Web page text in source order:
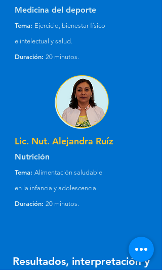
Medicina del deporte
Tema: Ejercicio, bienestar físico
e intelectual y salud.
Duración: 20 minutos.
Lic. Nut. Alejandra Ruíz
Nutrición
Tema: Alimentación saludable
en la infancia y adolescencia.
Duración: 20 minutos.
Resultados, interpretación y